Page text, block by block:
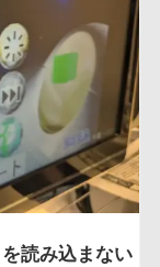
読み込まない